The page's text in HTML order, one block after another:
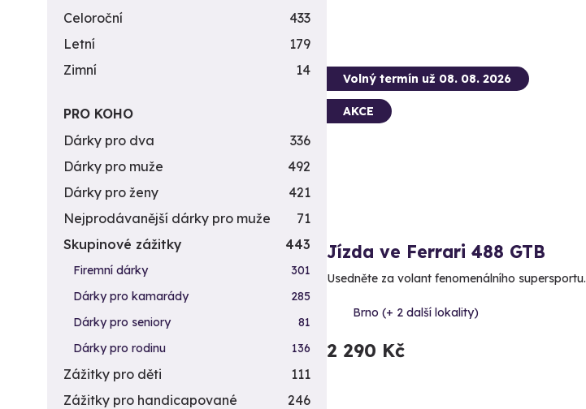
Volný termín už 08. 08. 2026
AKCE
Jízda ve Ferrari 488 GTB
Usedněte za volant fenomenálního supersportu.
Brno (+ 2 další lokality)
2 290 Kč
Celoroční
433
Letní
179
Zimní
14
PRO KOHO
Dárky pro dva
336
Dárky pro muže
492
Dárky pro ženy
421
Nejprodávanější dárky pro muže
71
Skupinové zážitky
443
Firemní dárky
301
Dárky pro kamarády
285
Dárky pro seniory
81
Dárky pro rodinu
136
Zážitky pro děti
111
Zážitky pro handicapované
246